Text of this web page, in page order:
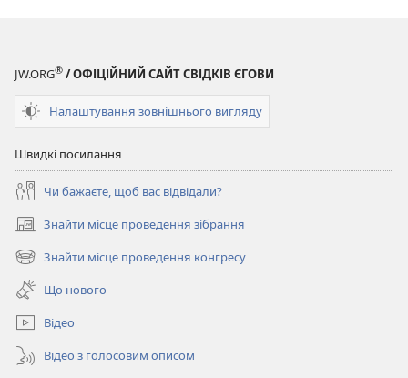
ДЛЯ
15 січня
2006
JW.ORG® / ОФІЦІЙНИЙ САЙТ СВІДКІВ ЄГОВИ
Налаштування зовнішнього вигляду
Швидкі посилання
Чи бажаєте, щоб вас відвідали?
Знайти місце проведення зібрання
(відкривається
у
новому
вікні)
Знайти місце проведення конгресу
(відкривається
новому
вікні)
Що нового
Відео
Відео з голосовим описом